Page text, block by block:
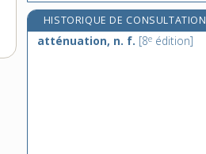
HISTORIQUE DE CONSULTATION
atténuation, n. f. [8e édition]